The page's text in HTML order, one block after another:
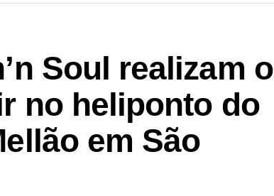
Soul realizam o
no heliponto do
em São